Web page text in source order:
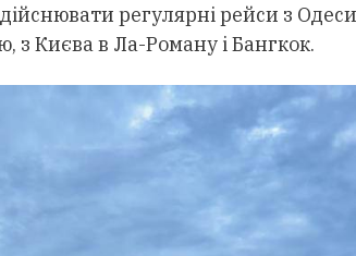
регулярні рейси з
з Києва в Ла-Роману і Бангкок.